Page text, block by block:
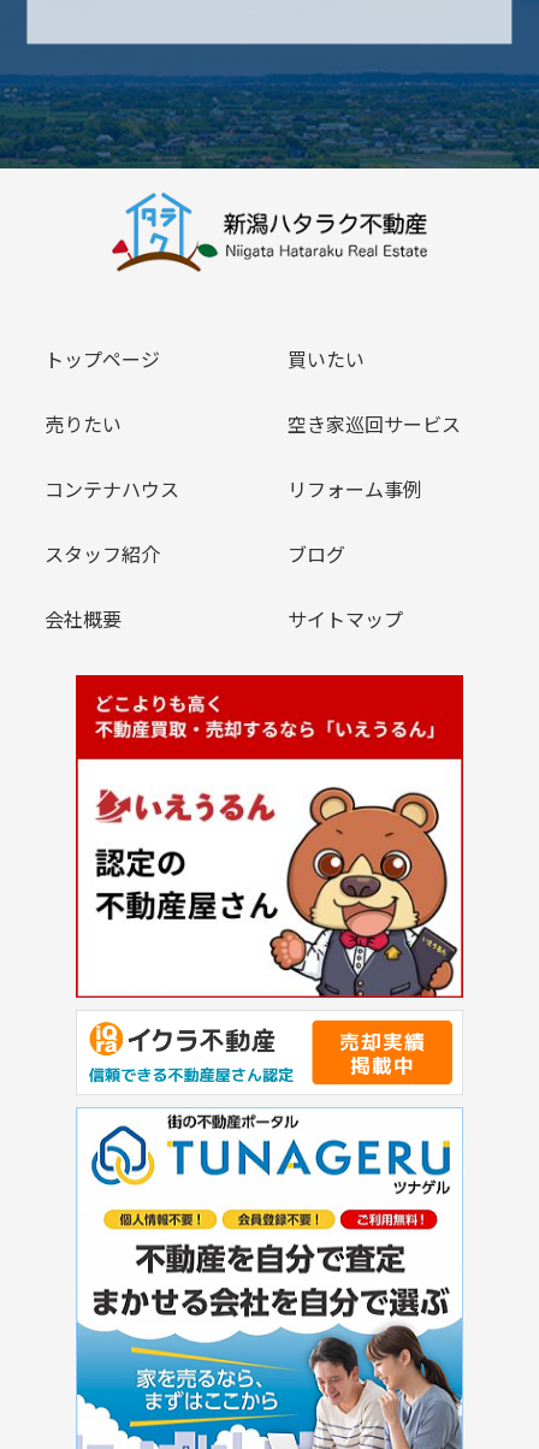
トップページ 買いたい
売りたい 空き家巡回サービス
コンテナハウス リフォーム事例
スタッフ紹介 ブログ
会社概要 サイトマップ